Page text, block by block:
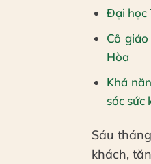
Đại học
Cô
Hòa
Khả
sóc sức
Sáu
khách,